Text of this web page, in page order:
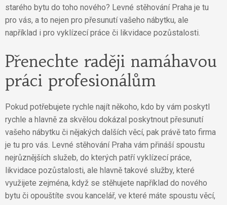
starého bytu do toho nového? Levné stěhování Praha je tu
pro vás, a to nejen pro přesunutí vašeho nábytku, ale
například i pro vyklízecí práce či likvidace pozůstalosti.
Přenechte raději namáhavou
práci profesionálům
Pokud potřebujete rychle najít někoho, kdo by vám poskytl
rychle a hlavně za skvělou dokázal poskytnout přesunutí
vašeho nábytku či nějakých dalších věcí, pak právě tato firma
je tu pro vás. Levné stěhování Praha vám přináší spoustu
nejrůznějších služeb, do kterých patří vyklízecí práce,
likvidace pozůstalosti, ale hlavně takové služby, které
využijete zejména, když se stěhujete například do nového
bytu či opouštíte svou kancelář, ve které máte spoustu věcí,